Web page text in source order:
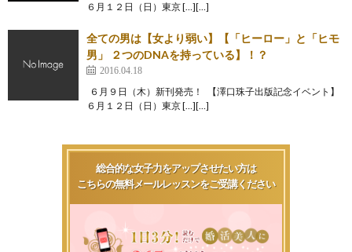
６月１２日（日）東京 […][…]
全ての男は【女より弱い】【「ヒーロー」と「ヒモ
男」 ２つのDNAを持っている】！？
2016.04.18
６月９日（木）新刊発売！ 【澤口珠子出版記念イベント】
６月１２日（日）東京 […][…]
総合的な女子力をアップさせたい方は
こちらの無料メールレッスンをご受講ください